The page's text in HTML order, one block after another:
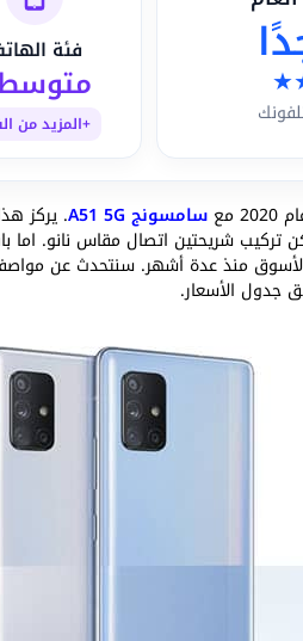
★
فئة
+المزيد من
سامسونج A51 5G . يركز
شريحتين اتصال مقاس نانو. اما
منذ عدة أشهر. سنتحدث عن
جدول الأسعار.